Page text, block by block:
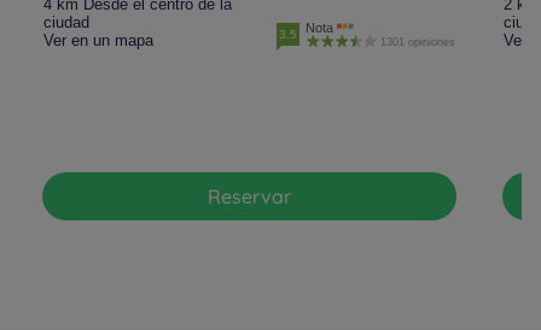
Hoteles Hoteles Toulouse
4 km Desde el centro de la
ciudad
Ver en un mapa
3.5 Nota
1301 opiniones
Reservar
2
Ver